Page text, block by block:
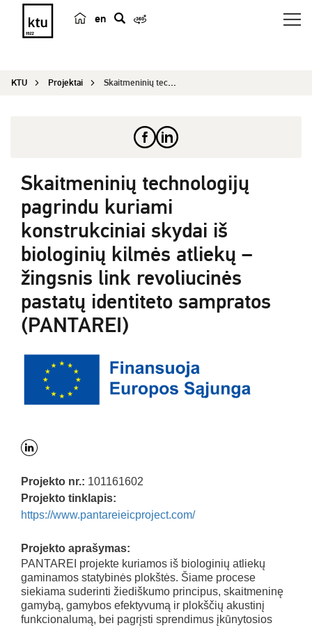
en
e
KTU Projektai Skaitmeninių technologijų pagrindu kuriami konst...
Skaitmeninių technologijų
pagrindu kuriami
konstrukciniai skydai iš
biologinių kilmės atliekų –
žingsnis link revoliucinės
pastatų identiteto sampratos
(PANTAREI)
Projekto nr.: 101161602
Projekto tinklapis:
https://www.pantareieicproject.com/
Projekto aprašymas:
PANTAREI projekte kuriamos iš biologinių atliekų
gaminamos statybinės plokštės. Šiame procese
siekiama suderinti žiediškumo principus, skaitmeninę
gamybą, gamybos efektyvumą ir plokščių akustinį
funkcionalumą, bei pagrįsti sprendimus įkūnytosios